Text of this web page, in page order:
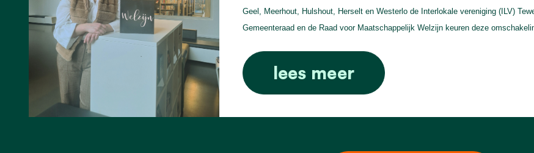
Geel, Meerhout, Hulshout, Herselt en Westerlo de Interlokale vereniging (ILV)
Gemeenteraad en de Raad voor Maatschappelijk Welzijn keuren deze
lees meer